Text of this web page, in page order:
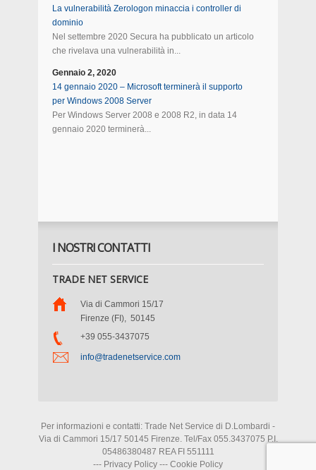
La vulnerabilità Zerologon minaccia i controller di
dominio
Nel settembre 2020 Secura ha pubblicato un articolo
che rivelava una vulnerabilità in...
Gennaio 2, 2020
14 gennaio 2020 – Microsoft terminerà il supporto
per Windows 2008 Server
Per Windows Server 2008 e 2008 R2, in data 14
gennaio 2020 terminerà...
I NOSTRI CONTATTI
TRADE NET SERVICE
Via di Cammori 15/17
Firenze (FI), 50145
+39 055-3437075
info@tradenetservice.com
Per informazioni e contatti: Trade Net Service di D.Lombardi -
Via di Cammori 15/17 50145 Firenze. Tel/Fax 055.3437075 P.I.
05486380487 REA FI 551111
--- Privacy Policy --- Cookie Policy